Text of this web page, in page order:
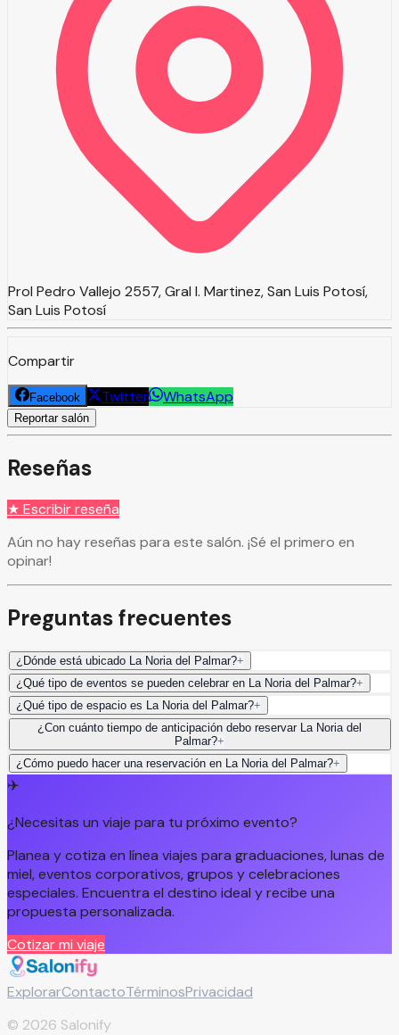
Prol Pedro Vallejo 2557, Gral I. Martinez, San Luis Potosí,
San Luis Potosí
Compartir
Facebook Twitter WhatsApp
Reportar salón
Reseñas
★ Escribir reseña
Aún no hay reseñas para este salón. ¡Sé el primero en
opinar!
Preguntas frecuentes
¿Dónde está ubicado La Noria del Palmar?+
¿Qué tipo de eventos se pueden celebrar en La Noria del Palmar?+
¿Qué tipo de espacio es La Noria del Palmar?+
¿Con cuánto tiempo de anticipación debo reservar La Noria del
Palmar?+
¿Cómo puedo hacer una reservación en La Noria del Palmar?+
✈️
¿Necesitas un viaje para tu próximo evento?
Planea y cotiza en línea viajes para graduaciones, lunas de
miel, eventos corporativos, grupos y celebraciones
especiales. Encuentra el destino ideal y recibe una
propuesta personalizada.
Cotizar mi viaje
ExplorarContactoTérminosPrivacidad
© 2026 Salonify